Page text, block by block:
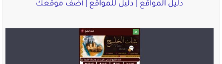
دليل المواقع | دليل للمواقع | أضف موقعك